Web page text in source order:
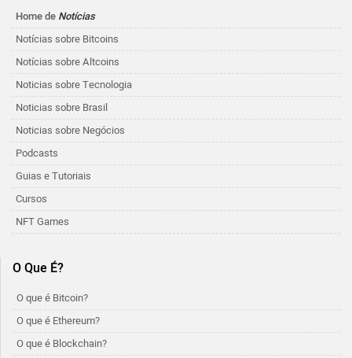
Home de Notícias
Notícias sobre Bitcoins
Notícias sobre Altcoins
Noticias sobre Tecnologia
Noticias sobre Brasil
Noticias sobre Negócios
Podcasts
Guias e Tutoriais
Cursos
NFT Games
O Que É?
O que é Bitcoin?
O que é Ethereum?
O que é Blockchain?